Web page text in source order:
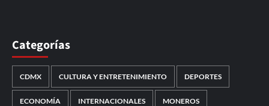
Categorías
CDMX CULTURA Y ENTRETENIMIENTO DEPORTES
ECONOMÍA INTERNACIONALES MONEROS